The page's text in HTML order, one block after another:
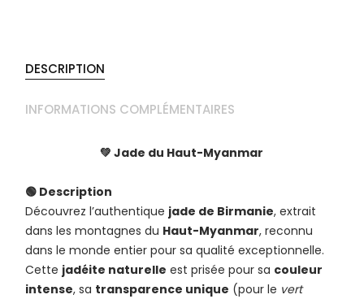
DESCRIPTION
INFORMATIONS COMPLÉMENTAIRES
💚 Jade du Haut-Myanmar
🟢 Description
Découvrez l’authentique jade de Birmanie, extrait
dans les montagnes du Haut-Myanmar, reconnu
dans le monde entier pour sa qualité exceptionnelle.
Cette jadéite naturelle est prisée pour sa couleur
intense, sa transparence unique (pour le vert